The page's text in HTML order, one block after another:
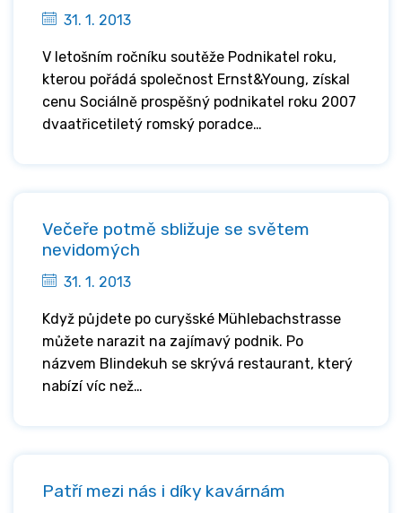
31. 1. 2013
V letošním ročníku soutěže Podnikatel roku,
kterou pořádá společnost Ernst&Young, získal
cenu Sociálně prospěšný podnikatel roku 2007
dvaatřicetiletý romský poradce…
Večeře potmě sbližuje se světem
nevidomých
31. 1. 2013
Když půjdete po curyšské Mühlebachstrasse
můžete narazit na zajímavý podnik. Po
názvem Blindekuh se skrývá restaurant, který
nabízí víc než…
Patří mezi nás i díky kavárnám